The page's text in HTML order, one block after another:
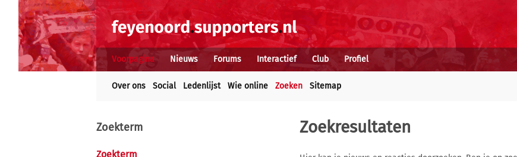
Voorpagina Nieuws Forums Interactief Club Profiel
Over ons Social Ledenlijst Wie online Zoeken Sitemap
Zoekterm
Zoekterm
Zoekresultaten